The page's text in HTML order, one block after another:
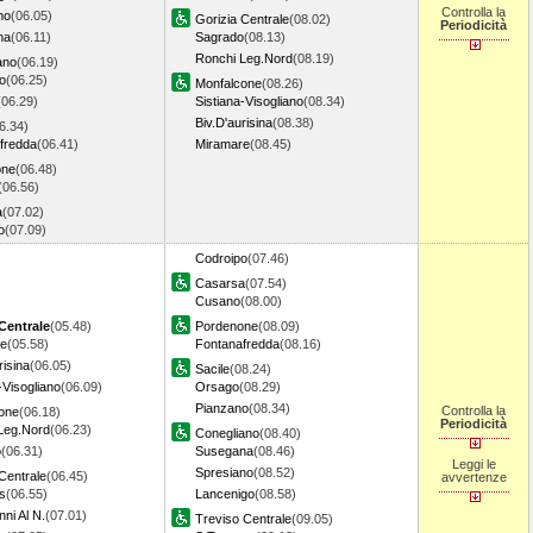
(06.05)
(06.11)
(06.19)
(06.25)
(06.41)
(06.48)
(07.02)
(07.09)
Gorizia Centrale(08.02)
Sagrado(08.13)
Ronchi Leg.Nord(08.19)
Monfalcone(08.26)
Sistiana-Visogliano(08.34)
Biv.D'aurisina(08.38)
Miramare(08.45)
Controlla la
Periodicità
(05.48)
(05.58)
(06.05)
(06.09)
(06.18)
(06.23)
(06.31)
(06.45)
(06.55)
Al N. (07.01)
Codroipo(07.46)
Casarsa(07.54)
Cusano(08.00)
Pordenone(08.09)
Fontanafredda(08.16)
Sacile(08.24)
Orsago(08.29)
Pianzano(08.34)
Conegliano(08.40)
Susegana(08.46)
Spresiano(08.52)
Lancenigo(08.58)
Treviso Centrale(09.05)
Controlla la
Periodicità
Leggi le
avvertenze